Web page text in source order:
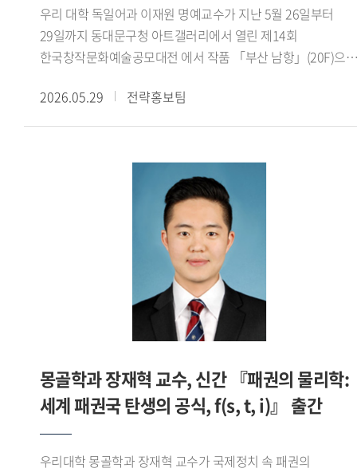
자문했습니다. 그래서 첫 연구년을 맞았을 때 싱가포르
국립대학교에서 동남아시아 지역학 석사 학위를 취득했습니다.
그때 새로운 시야가 열렸습니다. 그동안은 교수 입장의 저만
저의 부족한 점을 깨닫고 어떤 수업을 할지 지침을 세우게 된
학생들에게 적극적으로 피드백을 줘 학생 개개인이 어떻게
발전해 나가야 할지 고민을 나눴습니다. 그리고 같은 학문을
닦은 선배로서 교과서 밖 세상에 대해 많이 알려주려
노력했습니다. 그러한 노력의 결과가 최우수 강의 평가로
돌아온 게 아닐까 싶습니다. - 기억에 남는 연구성과와
대외활동이 있다면 들려주십시오.싱가포르 국립대학교에서
공부할 때 이주민 연구를 많이 진행했습니다. 언어학과 이주민
연구는 차이가 큽니다. 우리나라에 동남아시아에서 넘어온
이주민이 점차 늘고 있어 우리 국민과 이주민이 상생하는
사회서비스 개발 활동을 적극적으로 진행하고 있습니다.
최근에는 보건복지부 사업으로 태국어 의료통역사 양성과정을
개설했고, BBB코리아의 태국어 전화통역사 심사 양성과정,
강의를 볼 수 있는 KOCW 사이트에서는 제가 올린 태국어 교육
우리 대학 독일어과 이재원 명예교수가 지난 5월 26일부터
29일까지 동대문구청 아트갤러리에서 열린 제14회
한국창작문화예술공모대전 에서 작품 「부산 남항」(20F)으로
아니라 시간과 감정이 머무는 공간이다. 그는 이번 작품에서
야수파의 강렬한 색채와 후기 인상주의 특유의 빛의 흔들림을
바다의 깊이를 색채로 표현하는 데 집중했다고 밝혔다.정박한
대형 어선들은 곧 떠날 준비를 마친 존재들로서 정지와
움직임의 경계를 상징하며, 항구의 고요함 속에 감춰진
긴장감과 분주함을 드러낸다. 또한 화면 속 바다는 단순한
배경을 넘어 희망과 미지의 세계를 암시하는 공간으로
제시된다. 작가는 빛과 어둠이 교차하는 순간의 서정성을
포착하는 데 이번 작업의 핵심이 있었다고 설명했다. 절제된
붓질과 그에 대비되는 부드러운 색의 흐름을 통해 감정의 결을
표현하고자 했으며, 그렇게 부산 남항의 밤은 떠남과 머묾이
『권력은 언어를 타고 흐른다』를 통해 언어와 권력, 프레임,
정치 담론의 관계를 인문학적으로 탐구하며, 언어가 단순한
의사소통 수단을 넘어 사회와 현실을 구성하는 힘이라는 점을
『쇼펜하우어의 논쟁 전략』에서는 쇼펜하우어의 『논쟁에서
2026.05.29 전략홍보팀
몽골학과 장재혁 교수, 신간 『패권의 물리학:
세계 패권국 탄생의 공식, f(s, t, i)』 출간
우리대학 몽골학과 장재혁 교수가 국제정치 속 패권의